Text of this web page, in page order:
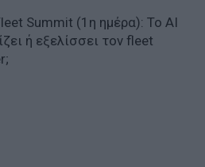
Summit (1η ημέρα): Το ΑΙ
ή εξελίσσει τον fleet